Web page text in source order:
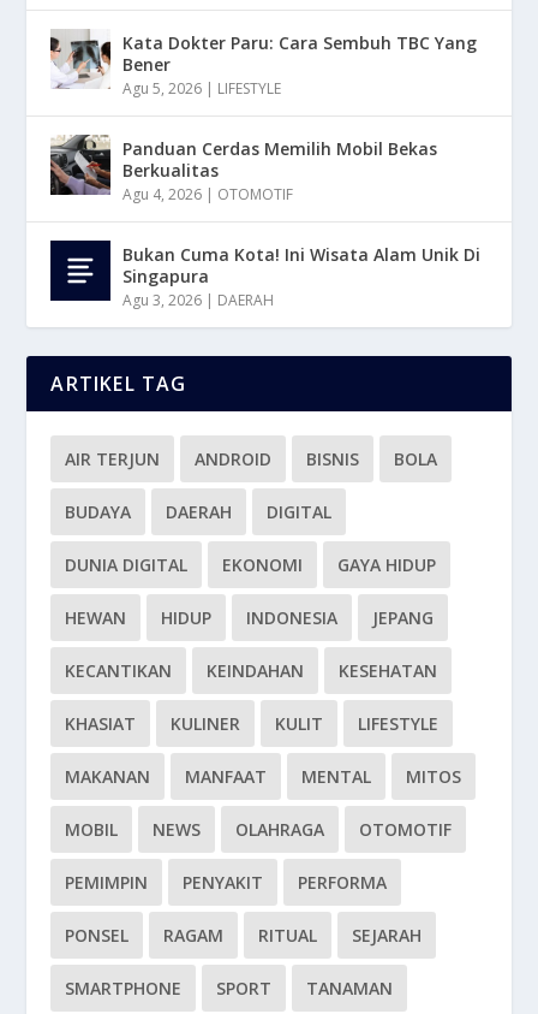
Kata Dokter Paru: Cara Sembuh TBC Yang
Bener
Agu 5, 2026 | LIFESTYLE
Panduan Cerdas Memilih Mobil Bekas
Berkualitas
Agu 4, 2026 | OTOMOTIF
Bukan Cuma Kota! Ini Wisata Alam Unik Di
Singapura
Agu 3, 2026 | DAERAH
ARTIKEL TAG
AIR TERJUN ANDROID BISNIS BOLA
BUDAYA DAERAH DIGITAL
DUNIA DIGITAL EKONOMI GAYA HIDUP
HEWAN HIDUP INDONESIA JEPANG
KECANTIKAN KEINDAHAN KESEHATAN
KHASIAT KULINER KULIT LIFESTYLE
MAKANAN MANFAAT MENTAL MITOS
MOBIL NEWS OLAHRAGA OTOMOTIF
PEMIMPIN PENYAKIT PERFORMA
PONSEL RAGAM RITUAL SEJARAH
SMARTPHONE SPORT TANAMAN